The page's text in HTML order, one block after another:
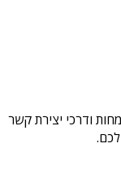
ודרכי יצירת קשר